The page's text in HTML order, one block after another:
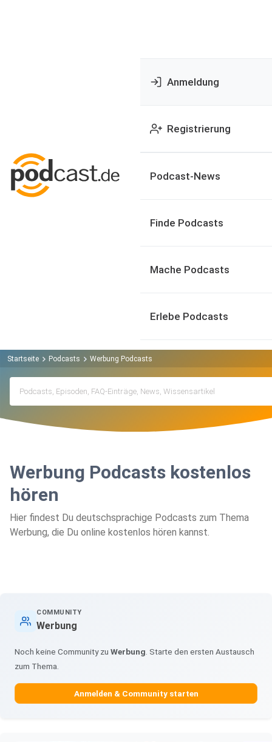
Anmeldung
Registrierung
Podcast-News
Finde Podcasts
Mache Podcasts
Erlebe Podcasts
Startseite Podcasts Werbung Podcasts
Werbung Podcasts kostenlos
hören
Hier findest Du deutschsprachige Podcasts zum Thema
Werbung, die Du online kostenlos hören kannst.
COMMUNITY
Werbung
Noch keine Community zu Werbung . Starte den ersten Austausch
zum Thema.
Anmelden & Community starten